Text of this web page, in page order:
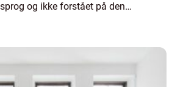
og ikke forstået på den